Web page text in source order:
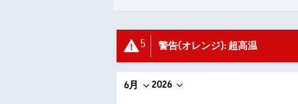
5 警告(オレンジ): 超高温
6月 2026